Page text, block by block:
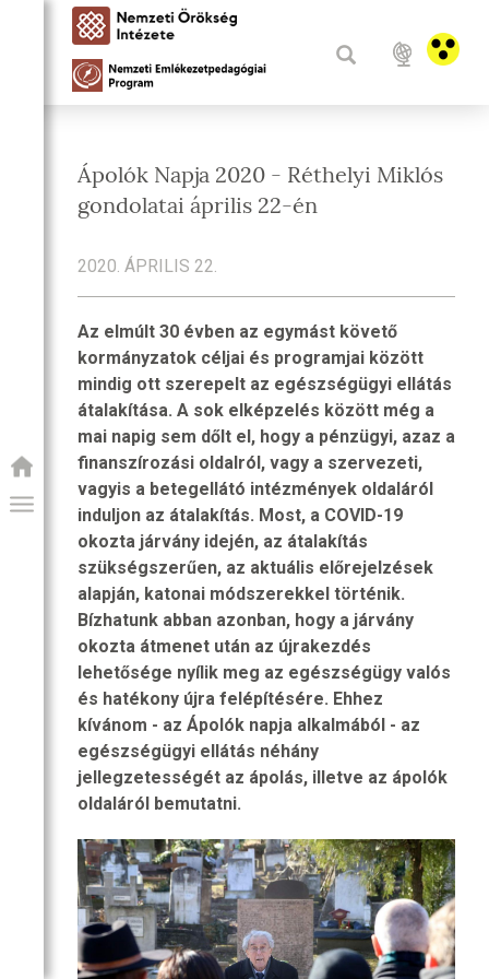
PROGRAM
Ápolók Napja 2020 - Réthelyi Miklós
gondolatai április 22-én
2020. ÁPRILIS 22.
Az elmúlt 30 évben az egymást követő
kormányzatok céljai és programjai között
mindig ott szerepelt az egészségügyi ellátás
átalakítása. A sok elképzelés között még a
mai napig sem dőlt el, hogy a pénzügyi, azaz a
finanszírozási oldalról, vagy a szervezeti,
vagyis a betegellátó intézmények oldaláról
induljon az átalakítás. Most, a COVID-19
okozta járvány idején, az átalakítás
szükségszerűen, az aktuális előrejelzések
alapján, katonai módszerekkel történik.
Bízhatunk abban azonban, hogy a járvány
okozta átmenet után az újrakezdés
lehetősége nyílik meg az egészségügy valós
és hatékony újra felépítésére. Ehhez
kívánom - az Ápolók napja alkalmából - az
egészségügyi ellátás néhány
jellegzetességét az ápolás, illetve az ápolók
oldaláról bemutatni.